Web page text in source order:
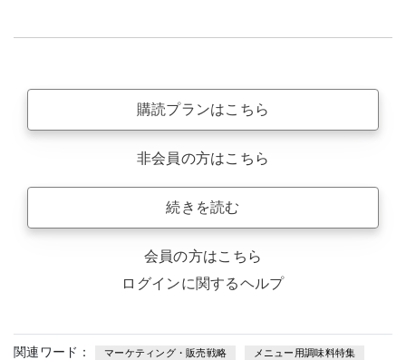
購読プランはこちら
非会員の方はこちら
続きを読む
会員の方はこちら
ログインに関するヘルプ
関連ワード： マーケティング・販売戦略 メニュー用調味料特集